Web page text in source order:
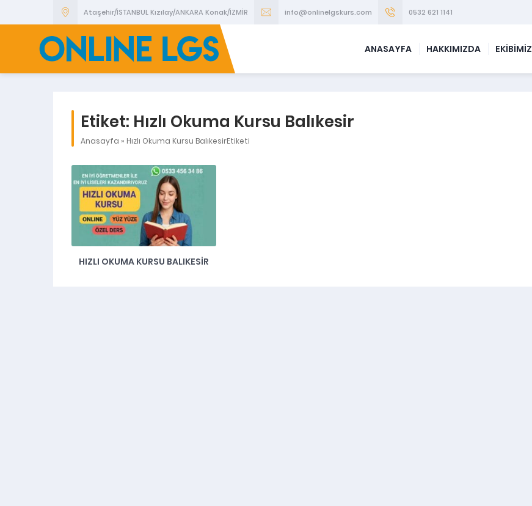
Ataşehir/İSTANBUL Kızılay/ANKARA Konak/İZMİR info@onlinelgskurs.com 0532 621 1141
ANASAYFA HAKKIMIZDA EKİBİMİZ
Etiket: Hızlı Okuma Kursu Balıkesir
Anasayfa » Hızlı Okuma Kursu BalıkesirEtiketi
HIZLI OKUMA KURSU BALIKESIR